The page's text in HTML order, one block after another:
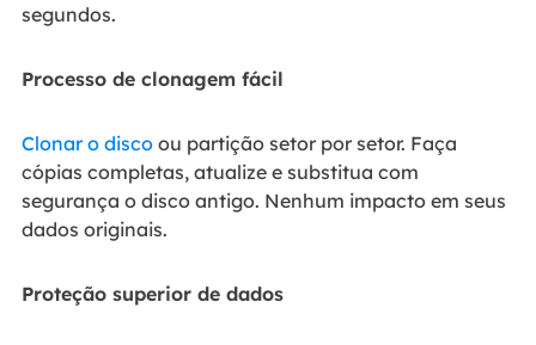
segundos.
Processo de clonagem fácil
Clonar o discoou partição setor por setor. Faça
cópias completas, atualize e substitua com
segurança o disco antigo. Nenhum impacto em seus
dados originais.
Proteção superior de dados